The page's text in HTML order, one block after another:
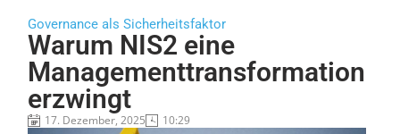
Governance als Sicherheitsfaktor
Warum NIS2 eine
Managementtransformation
erzwingt
17. Dezember, 2025 10:29